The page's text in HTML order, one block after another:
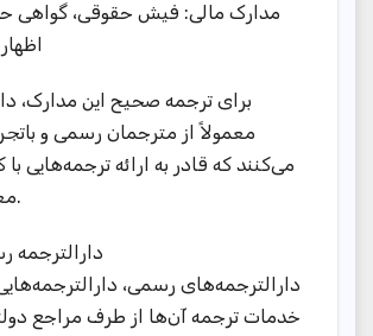
مدارک مالی: فیش حقوقی، گواهی
برای ترجمه صحیح این مدارک،
معمولاً از مترجمان رسمی و
می‌کنند که قادر به ارائه ترجمه‌هایی با
معتبر هستند.
دارالترجمه
دارالترجمه‌های رسمی،
خدمات ترجمه آن‌ها از طرف مراجع